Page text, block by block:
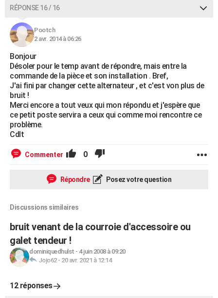
RÉPONSE 16 / 16
Pootch
2 avr. 2014 à 06:26
Bonjour
Désoler pour le temp avant de répondre, mais entre la
commande de la pièce et son installation . Bref,
J'ai fini par changer cette alternateur , et c'est von plus de
bruit !
Merci encore a tout veux qui mon répondu et j'espère que
ce petit poste servira a ceux qui comme moi rencontre ce
problème.
Cdlt
Commenter 0
Répondre Posez votre question
Discussions similaires
bruit venant de la courroie d'accessoire ou
galet tendeur !
dominiquedhulst - 4 juin 2008 à 09:20
Jojo62- 20 avr. 2021 à 12:14
12 réponses